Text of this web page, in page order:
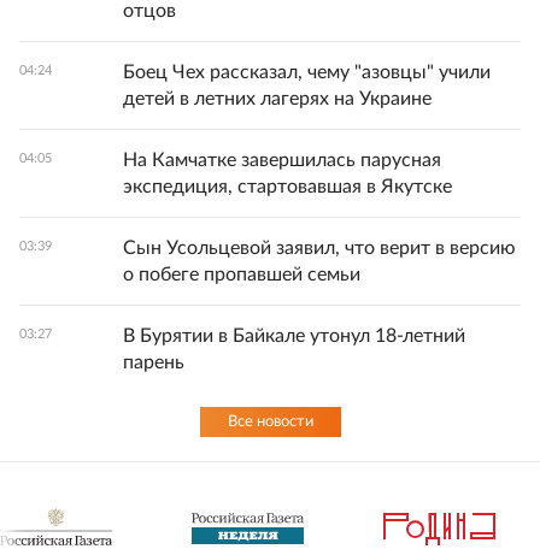
отцов
04:24
Боец Чех рассказал, чему "азовцы" учили
детей в летних лагерях на Украине
04:05
На Камчатке завершилась парусная
экспедиция, стартовавшая в Якутске
03:39
Сын Усольцевой заявил, что верит в версию
о побеге пропавшей семьи
03:27
В Бурятии в Байкале утонул 18-летний
парень
Все новости